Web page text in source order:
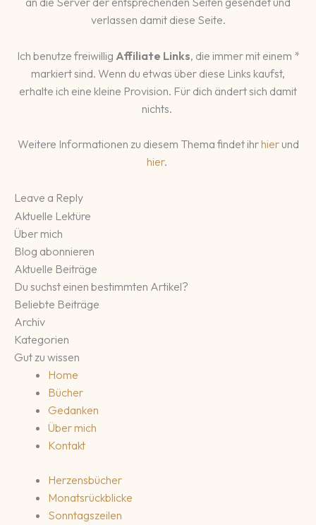
verlassen damit diese Seite.
Ich benutze freiwillig Affiliate Links, die immer mit einem *
markiert sind. Wenn du etwas über diese Links kaufst,
erhalte ich eine kleine Provision. Für dich ändert sich damit
nichts.
Weitere Informationen zu diesem Thema findet ihrhierund
hier.
Leave a Reply
Aktuelle Lektüre
Über mich
Blog abonnieren
Aktuelle Beiträge
Du suchst einen bestimmten Artikel?
Beliebte Beiträge
Archiv
Kategorien
Gut zu wissen
Home
Bücher
Gedanken
Über mich
Kontakt
Herzensbücher
Monatsrückblicke
Sonntagszeilen